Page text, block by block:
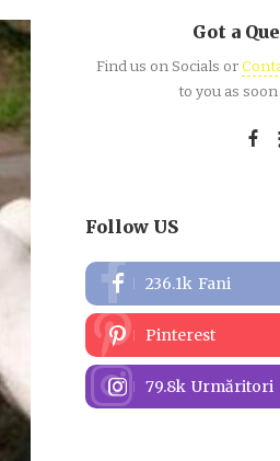
Got a
Find us on Socials or
to you as
Follow US
236.1k Fani
Pinterest
79.8k Urmăritori